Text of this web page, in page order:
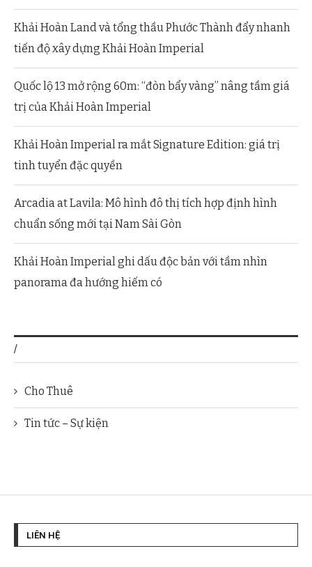
Khải Hoàn Land và tổng thầu Phước Thành đẩy nhanh
tiến độ xây dựng Khải Hoàn Imperial
Quốc lộ 13 mở rộng 60m: “đòn bẩy vàng” nâng tầm giá
trị của Khải Hoàn Imperial
Khải Hoàn Imperial ra mắt Signature Edition: giá trị
tinh tuyển đặc quyền
Arcadia at Lavila: Mô hình đô thị tích hợp định hình
chuẩn sống mới tại Nam Sài Gòn
Khải Hoàn Imperial ghi dấu độc bản với tầm nhìn
panorama đa hướng hiếm có
/
Cho Thuê
Tin tức – Sự kiện
LIÊN HỆ